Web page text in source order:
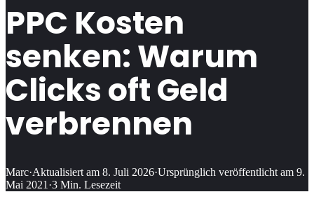
PPC Kosten
senken: Warum
Clicks oft Geld
verbrennen
Marc·Aktualisiert am 8. Juli 2026·Ursprünglich veröffentlicht am 9.
Mai 2021 ·3 Min. Lesezeit